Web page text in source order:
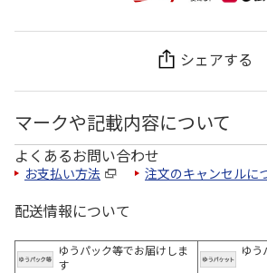
シェアする
マークや記載内容について
よくあるお問い合わせ
お支払い方法 注文のキャンセルに
配送情報について
ゆうパック等でお届けしま
す
ゆう